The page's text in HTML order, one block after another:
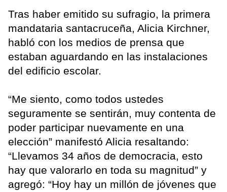
Tras haber emitido su sufragio, la primera
mandataria santacruceña, Alicia Kirchner,
habló con los medios de prensa que
estaban aguardando en las instalaciones
del edificio escolar.
“Me siento, como todos ustedes
seguramente se sentirán, muy contenta de
poder participar nuevamente en una
elección” manifestó Alicia resaltando:
“Llevamos 34 años de democracia, esto
hay que valorarlo en toda su magnitud” y
agregó: “Hoy hay un millón de jóvenes que